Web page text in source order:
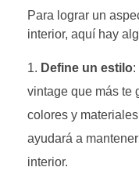
Para lograr un
interior, aquí hay
Define un estilo:
vintage que más te
colores y
ayudará a
interior.